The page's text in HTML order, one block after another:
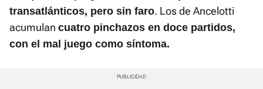
transatlánticos, pero sin faro. Los de Ancelotti
acumulan cuatro pinchazos en doce partidos,
con el mal juego como síntoma.